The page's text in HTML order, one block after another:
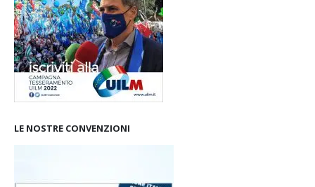
LE NOSTRE CONVENZIONI